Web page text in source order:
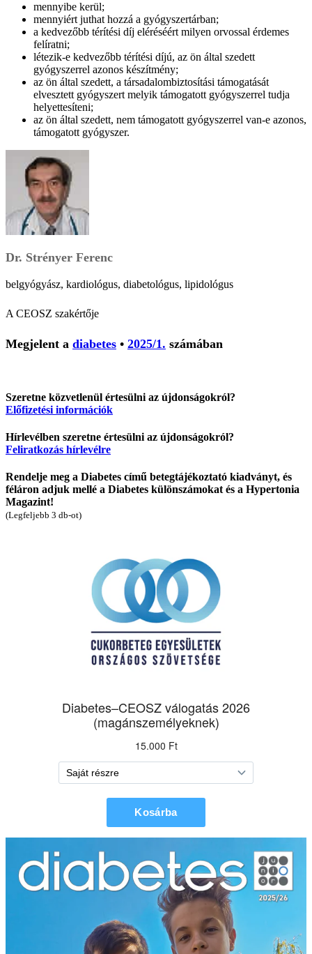
mennyibe kerül;
mennyiért juthat hozzá a gyógyszertárban;
a kedvezőbb térítési díj eléréséért milyen orvossal érdemes
felíratni;
létezik-e kedvezőbb térítési díjú, az ön által szedett
gyógyszerrel azonos készítmény;
az ön által szedett, a társadalombiztosítási támogatását
elvesztett gyógyszert melyik támogatott gyógyszerrel tudja
helyettesíteni;
az ön által szedett, nem támogatott gyógyszerrel van-e azonos,
támogatott gyógyszer.
Dr. Strényer Ferenc
belgyógyász, kardiológus, diabetológus, lipidológus
A CEOSZ szakértője
Megjelent a diabetes • 2025/1. számában
Szeretne közvetlenül értesülni az újdonságokról?
Előfizetési információk
Hírlevélben szeretne értesülni az újdonságokról?
Feliratkozás hírlevélre
Rendelje meg a Diabetes című betegtájékoztató kiadványt, és
féláron adjuk mellé a Diabetes különszámokat és a Hypertonia
Magazint!
(Legfeljebb 3 db-ot)